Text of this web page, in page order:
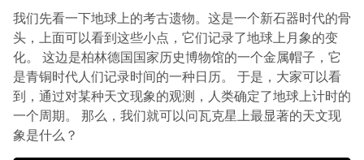
我们先看一下地球上的考古遗物。这是一个新石器时代的骨
头，上面可以看到这些小点，它们记录了地球上月象的变
化。 这边是柏林德国国家历史博物馆的一个金属帽子，它
是青铜时代人们记录时间的一种日历。 于是，大家可以看
到，通过对某种天文现象的观测，人类确定了地球上计时的
一个周期。 那么，我们就可以问瓦克星上最显著的天文现
象是什么？